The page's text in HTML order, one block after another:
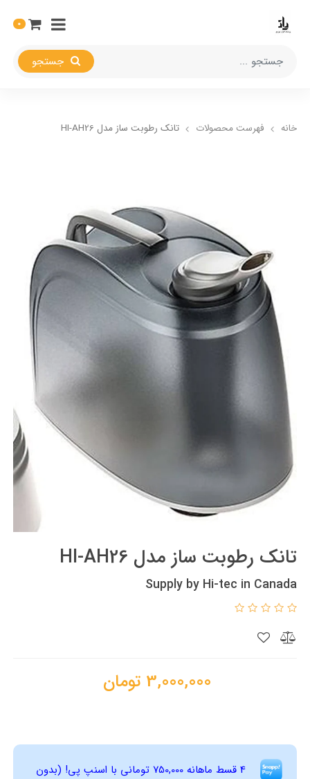
0
خانه فهرست محصولات تانک رطوبت ساز مدل HI-AH26
تانک رطوبت ساز مدل HI-AH26
Supply by Hi-tec in Canada
3,000,000 تومان
4 قسط ماهانه 750,000 تومانی با اسنپ ‌پی! (بدون